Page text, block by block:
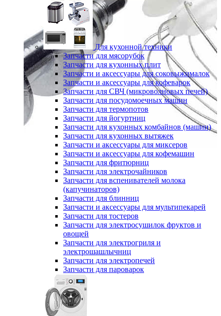
Для кухонной техники
Запчасти для мясорубок
Запчасти для кухонных плит
Запчасти и аксессуары для соковыжималок
Запчасти и аксессуары для кофеварок
Запчасти для СВЧ (микроволновых печей)
Запчасти для посудомоечных машин
Запчасти для термопотов
Запчасти для йогуртниц
Запчасти для кухонных комбайнов (машин)
Запчасти для кухонных вытяжек
Запчасти и аксессуары для миксеров
Запчасти и аксессуары для кофемашин
Запчасти для фритюрниц
Запчасти для электрочайников
Запчасти для вспенивателей молока
(капучинаторов)
Запчасти для блинниц
Запчасти и аксессуары для мультипекарей
Запчасти для тостеров
Запчасти для электросушилок фруктов и
овощей
Запчасти для электрогриля и
электрошашлычниц
Запчасти для электропечей
Запчасти для пароварок